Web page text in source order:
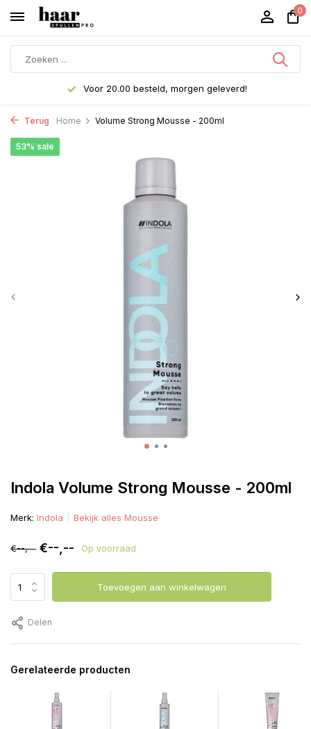
0
Voor 20.00 besteld, morgen geleverd!
Terug Home Volume Strong Mousse - 200ml
Indola Volume Strong Mousse - 200ml
53% sale
Merk: Indola Bekijk alles Mousse
€--,-- €--,-- Op voorraad
Toevoegen aan winkelwagen
Delen
Gerelateerde producten